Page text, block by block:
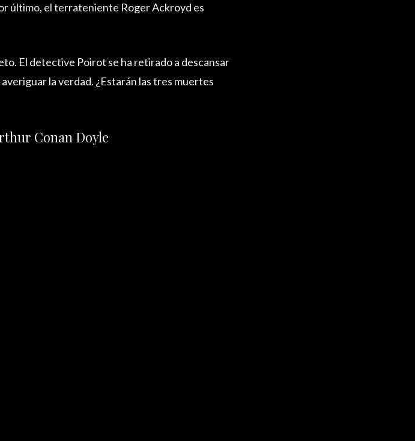
último, el terrateniente Roger Ackroyd es
El detective Poirot se ha retirado a descansar
la verdad. ¿Estarán las tres muertes
Conan Doyle